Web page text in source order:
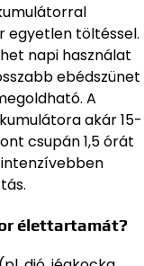
egyetlen töltéssel.
napi használat
ebédszünet
A
akár 15-
csupán 1,5 órát
intenzívebben
élettartamát?